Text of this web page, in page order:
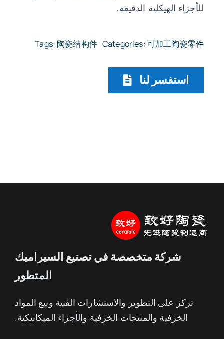
للأجزاء الهيكلية الدقيقة.
Categories:可加工陶瓷零件
Tags: 陶瓷结构件
استفسر لنا
شركة متخصصة في تصنيع السيراميك
المتطور
تركز على التطوير والاستشارات الفنية وبيع المواد
الخزفية والمنتجات الخزفية والأجزاء الميكانيكية.